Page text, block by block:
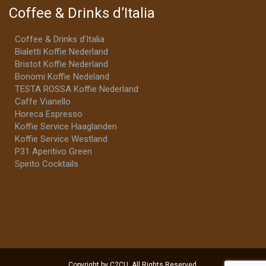
Coffee & Drinks d’Italia
Coffee & Drinks d’Italia
Bialetti Koffie Nederland
Bristot Koffie Nederland
Bonomi Koffie Nedeland
TESTA ROSSA Koffie Nederland
Caffe Vianello
Horeca Espresso
Koffie Service Haaglanden
Koffie Service Westland
P31 Aperitivo Green
Spirito Cocktails